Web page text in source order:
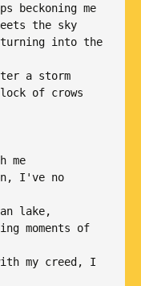
beckoning me
the sky
turning into the
a storm
of crows
me
I've no
lake,
moments of
my creed, I